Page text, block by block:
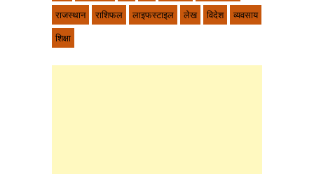
राजस्थान
राशिफल लाइफस्टाइल लेख विदेश
व्यवसाय
शिक्षा